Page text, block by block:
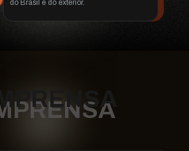
do Brasil e do exterior.